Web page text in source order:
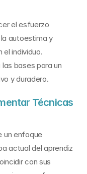
el esfuerzo
autoestima y
el individuo.
bases para un
y duradero.
Técnicas
un enfoque
actual del aprendiz
con sus